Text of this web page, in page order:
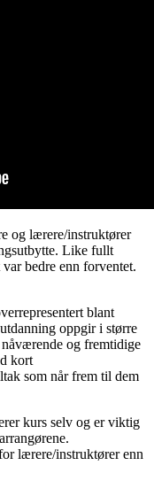
og lærere/instruktører
Like fullt
bedre enn forventet.
blant
oppgir i større
og fremtidige
kort
som når frem til dem
kurs selv og er viktig
lærere/instruktører enn